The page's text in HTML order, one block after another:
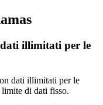
illimitati per le
dati illimitati per le
di dati fisso.